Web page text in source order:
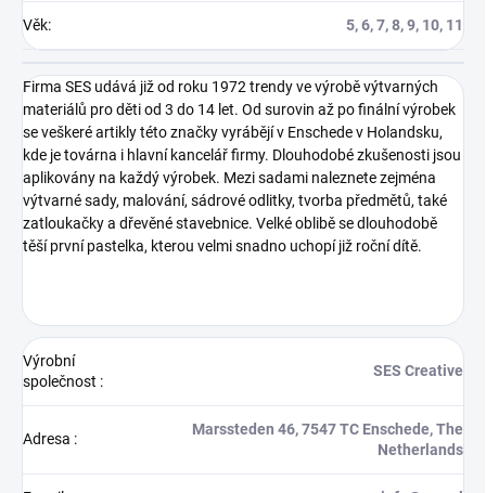
Věk: 5, 6, 7, 8, 9, 10, 11
Firma SES udává již od roku 1972 trendy ve výrobě výtvarných
materiálů pro děti od 3 do 14 let. Od surovin až po finální výrobek
se veškeré artikly této značky vyrábějí v Enschede v Holandsku,
kde je továrna i hlavní kancelář firmy. Dlouhodobé zkušenosti jsou
aplikovány na každý výrobek. Mezi sadami naleznete zejména
výtvarné sady, malování, sádrové odlitky, tvorba předmětů, také
zatloukačky a dřevěné stavebnice. Velké oblibě se dlouhodobě
těší první pastelka, kterou velmi snadno uchopí již roční dítě.
Výrobní
společnost :
SES Creative
Adresa :
Marssteden 46, 7547 TC Enschede, The
Netherlands